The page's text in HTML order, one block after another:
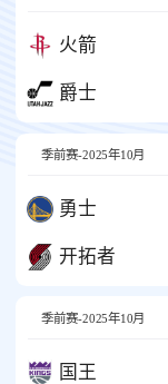
火箭
爵士
季前赛-2025年10月
勇士
开拓者
季前赛-2025年10月
国王